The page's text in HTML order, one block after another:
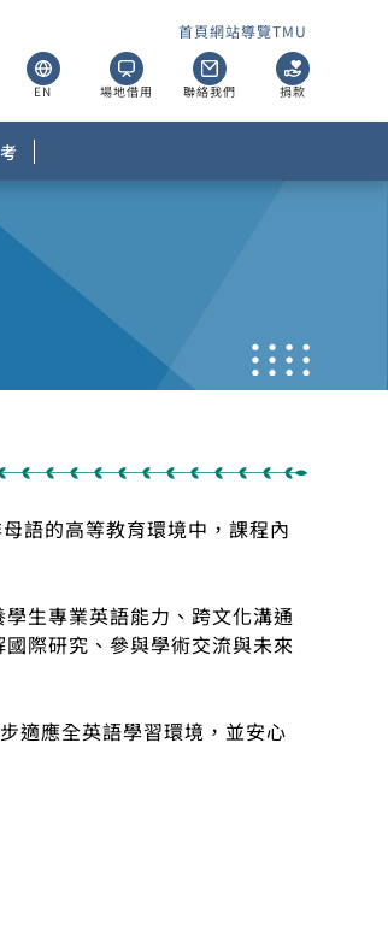
首頁網站導覽TMU
EN 場地借用 聯絡我們 捐款
語的高等教育環境中，課程內
生專業英語能力、跨文化溝通
際研究、參與學術交流與未來
適應全英語學習環境，並安心